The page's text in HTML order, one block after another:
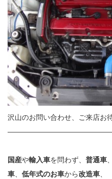
沢山のお問い合わせ、ご来店お
国産や輸入車を問わず、 普通車、
車、 低年式のお車から改造車、